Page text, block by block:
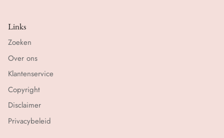
Links
Zoeken
Over ons
Klantenservice
Copyright
Disclaimer
Privacybeleid